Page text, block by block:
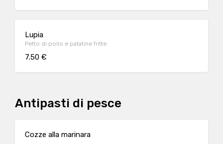
Lupia
Petto di pollo e patatine fritte
7.50 €
Antipasti di pesce
Cozze alla marinara